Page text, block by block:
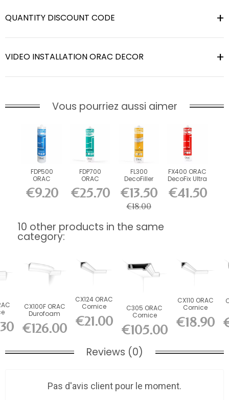
QUANTITY DISCOUNT CODE
VIDEO INSTALLATION ORAC DECOR
Vous pourriez aussi aimer
FDP500
ORAC
DecoFix Pro
310 ml
€9.20
FDP700
ORAC
DecoFix
Power 290
ml
€25.70
FL300
DecoFiller
€13.50
€18.00
FX400 ORAC
DecoFix Ultra
€41.50
10 other products in the same
category:
x...
CX100F ORAC
Durofoam
flexible
cornice L200...
€126.00
CX124 ORAC
Cornice
Durofoam
L200 x H4.9
x...
€21.00
C305 ORAC
Cornice
Purotouch
L200 x H4.7 x...
€105.00
CX110 ORAC
Cornice
Durofoam
L200 x H4.5
x...
€18.90
Reviews (0)
Pas d'avis client pour le moment.